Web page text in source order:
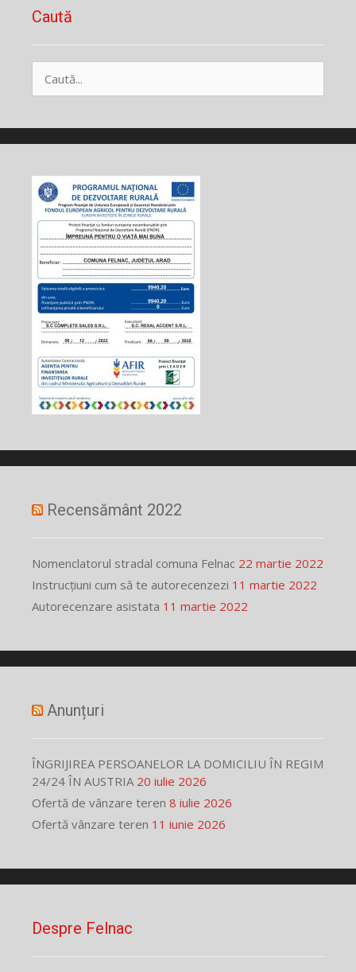
Caută
după:
Recensământ 2022
Nomenclatorul stradal comuna Felnac 22 martie 2022
Instrucțiuni cum să te autorecenzezi 11 martie 2022
Autorecenzare asistata 11 martie 2022
Anunțuri
ÎNGRIJIREA PERSOANELOR LA DOMICILIU ÎN REGIM
24/24 ÎN AUSTRIA 20 iulie 2026
Ofertă de vânzare teren 8 iulie 2026
Ofertă vânzare teren 11 iunie 2026
Despre Felnac